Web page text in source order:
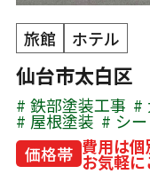
旅館 ホテル
仙台市太白
鉄部塗装工事
屋根塗装 シ
価格帯 費用は
お気軽に